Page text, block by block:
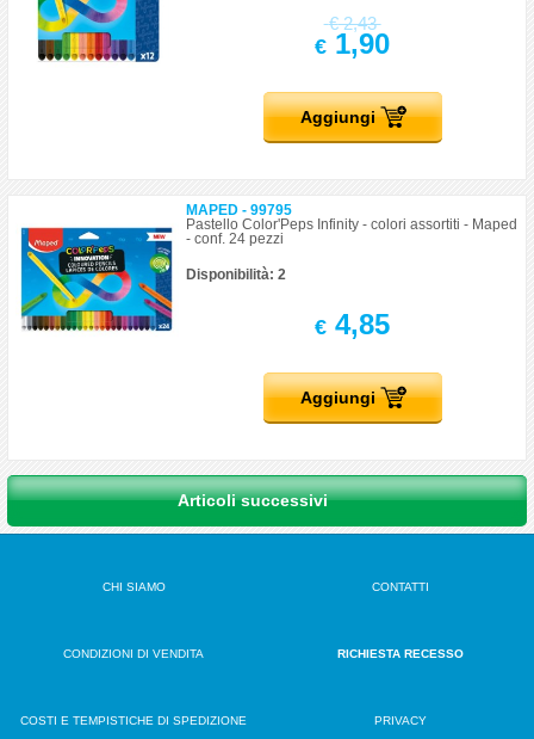
€2,43
€ 1,90
Aggiungi
MAPED - 99795
Pastello Color'Peps Infinity - colori assortiti - Maped
- conf. 24 pezzi
Disponibilità: 2
€ 4,85
Aggiungi
Articoli successivi
CHI SIAMO CONTATTI
CONDIZIONI DI VENDITA RICHIESTA RECESSO
COSTI E TEMPISTICHE DI SPEDIZIONE PRIVACY